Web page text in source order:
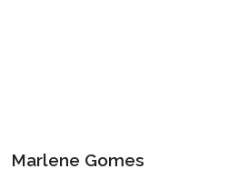
Marlene Gomes